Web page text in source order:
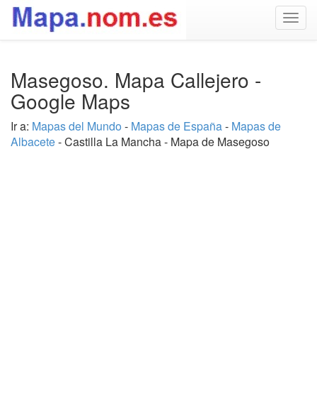
Masegoso. Mapa Callejero -
Google Maps
Ir a: Mapas del Mundo - Mapas de España- Mapas de
Albacete- Castilla La Mancha - Mapa de Masegoso